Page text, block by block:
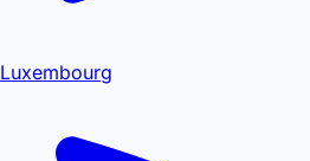
Luxembourg